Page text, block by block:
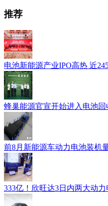
推荐
电池新能源产业IPO高热 近
蜂巢能源官宣开始进入电池
前8月新能源车动力电池装机
333亿！欣旺达3日内两大动